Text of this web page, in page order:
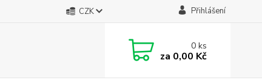
CZK Přihlášení
0ks
za 0,00 Kč